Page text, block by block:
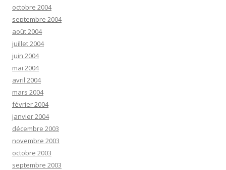
octobre 2004
septembre 2004
août 2004
juillet 2004
juin 2004
mai 2004
avril 2004
mars 2004
février 2004
janvier 2004
décembre 2003
novembre 2003
octobre 2003
septembre 2003